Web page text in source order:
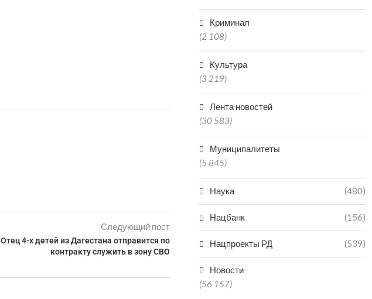
Следующий пост
Отец 4-х детей из Дагестана отправится по
контракту служить в зону СВО
Криминал
(2 108)
Культура
(3 219)
Лента новостей
(30 583)
Муниципалитеты
(5 845)
Наука (480)
Нацбанк (156)
Нацпроекты РД (539)
Новости
(56 157)